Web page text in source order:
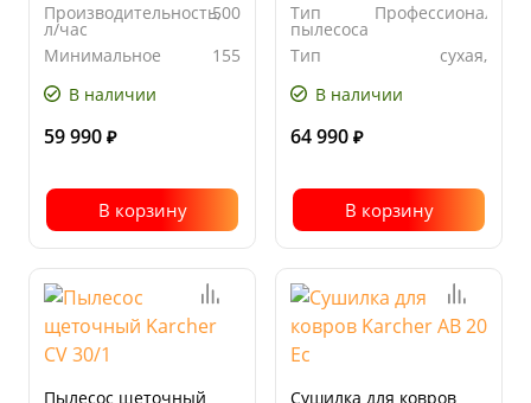
Производительность,
л/час
500
Минимальное
давление,
бар
155
В наличии
59 990 ₽
В корзину
Тип
пылесоса
Тип
сухая,
влажная
В наличии
64 990 ₽
В корзину
Пылесос щеточный
Сушилка для ковров